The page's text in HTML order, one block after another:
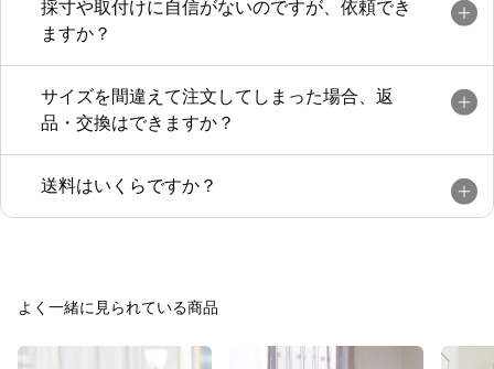
採寸や取付けに自信がないのですが、依頼でき
ますか？
サイズを間違えて注文してしまった場合、返
品・交換はできますか？
送料はいくらですか？
よく一緒に見られている商品